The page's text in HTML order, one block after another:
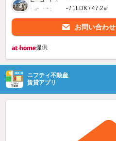
- / 1LDK / 47.2㎡
お問い合わせ
提供
ニフティ不動産
賃貸アプリ